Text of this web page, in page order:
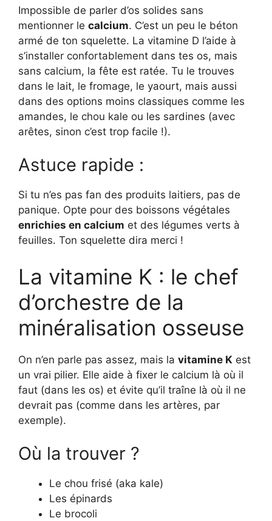
Impossible de parler d’os solides sans
mentionner le calcium. C’est un peu le béton
armé de ton squelette. La vitamine D l’aide à
s’installer confortablement dans tes os, mais
sans calcium, la fête est ratée. Tu le trouves
dans le lait, le fromage, le yaourt, mais aussi
dans des options moins classiques comme les
amandes, le chou kale ou les sardines (avec
arêtes, sinon c’est trop facile !).
Astuce rapide :
Si tu n’es pas fan des produits laitiers, pas de
panique. Opte pour des boissons végétales
enrichies en calcium et des légumes verts à
feuilles. Ton squelette dira merci !
La vitamine K : le chef
d’orchestre de la
minéralisation osseuse
On n’en parle pas assez, mais la vitamine K est
un vrai pilier. Elle aide à fixer le calcium là où il
faut (dans les os) et évite qu’il traîne là où il ne
devrait pas (comme dans les artères, par
exemple).
Où la trouver ?
Le chou frisé (aka kale)
Les épinards
Le brocoli